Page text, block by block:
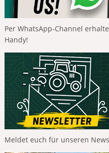
Per WhatsApp-Channel
Handy!
Meldet euch für unseren